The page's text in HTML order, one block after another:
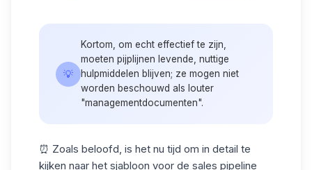
💡
Kortom, om echt effectief te zijn,
moeten pijplijnen levende, nuttige
hulpmiddelen blijven; ze mogen niet
worden beschouwd als louter
"managementdocumenten".
⏰ Zoals beloofd, is het nu tijd om in detail te
kijken naar het sjabloon voor de sales pipeline